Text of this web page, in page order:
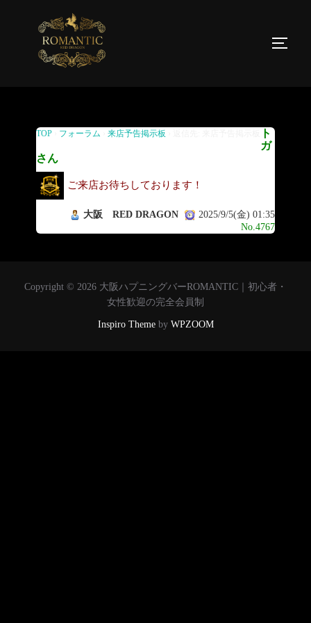
返信先: 来店予告掲示板
TOP フォーラム 来店予告掲示板
ト
ガ
さん
ご来店お待ちしております！
大阪 RED DRAGON
2025/9/5(金) 01:35
No.4767
Copyright © 2026 大阪ハプニングバーROMANTIC｜初心者・
女性歓迎の完全会員制
Inspiro Themeby WPZOOM